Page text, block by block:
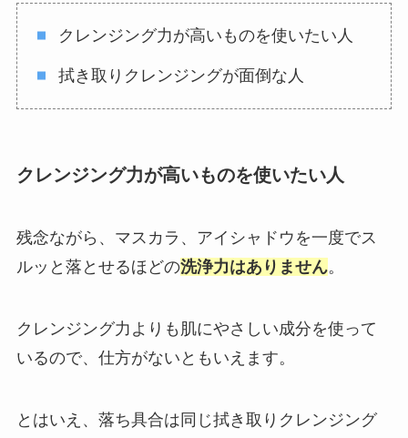
クレンジング力が高いものを使いたい人
拭き取りクレンジングが面倒な人
クレンジング力が高いものを使いたい人
残念ながら、マスカラ、アイシャドウを一度でス
ルッと落とせるほどの洗浄力はありません。
クレンジング力よりも肌にやさしい成分を使って
いるので、仕方がないともいえます。
とはいえ、落ち具合は同じ拭き取りクレンジング